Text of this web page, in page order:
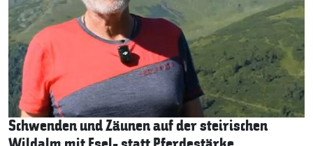
Schwenden und Zäunen auf der steirischen